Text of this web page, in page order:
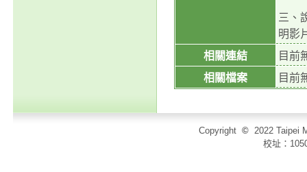
三、
明影
相關連結
目前
相關檔案
目前
Copyright © 2022 Taipei
校址：